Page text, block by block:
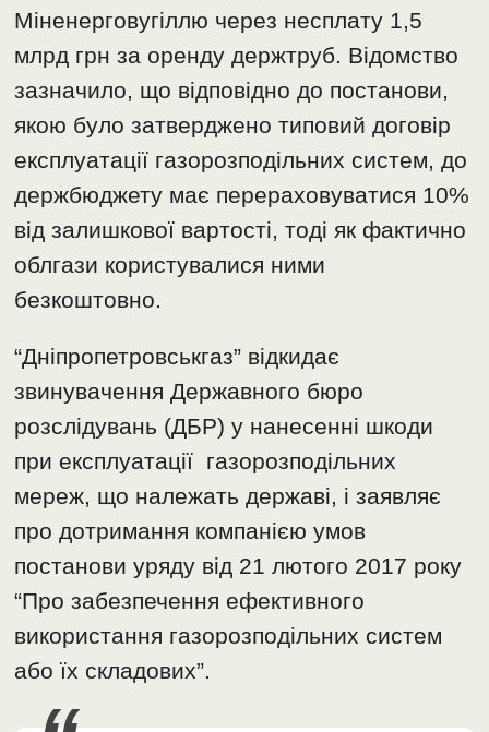
Міненерговугіллю через несплату 1,5
млрд грн за оренду держтруб. Відомство
зазначило, що відповідно до постанови,
якою було затверджено типовий договір
експлуатації газорозподільних систем, до
держбюджету має перераховуватися 10%
від залишкової вартості, тоді як фактично
облгази користувалися ними
безкоштовно.
“Дніпропетровськгаз” відкидає
звинувачення Державного бюро
розслідувань (ДБР) у нанесенні шкоди
при експлуатації газорозподільних
мереж, що належать державі, і заявляє
про дотримання компанією умов
постанови уряду від 21 лютого 2017 року
“Про забезпечення ефективного
використання газорозподільних систем
або їх складових”.